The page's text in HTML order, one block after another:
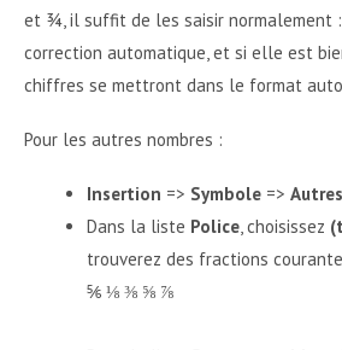
et ¾, il suffit de les saisir normalement
correction automatique, et si elle est
chiffres se mettront dans le format
Pour les autres nombres :
Insertion => Symbole =>
Dans la liste Police, choisissez
trouverez des fractions
⅚ ⅛ ⅜ ⅝ ⅞